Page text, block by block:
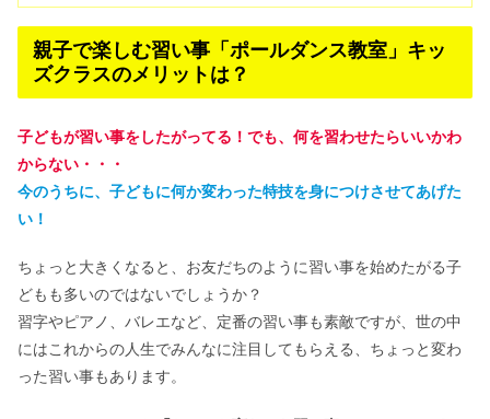
親子で楽しむ習い事「ポールダンス教室」キッ
ズクラスのメリットは？
子どもが習い事をしたがってる！でも、何を習わせたらいいかわ
からない・・・
今のうちに、子どもに何か変わった特技を身につけさせてあげた
い！
ちょっと大きくなると、お友だちのように習い事を始めたがる子
どもも多いのではないでしょうか？
習字やピアノ、バレエなど、定番の習い事も素敵ですが、世の中
にはこれからの人生でみんなに注目してもらえる、ちょっと変わ
った習い事もあります。